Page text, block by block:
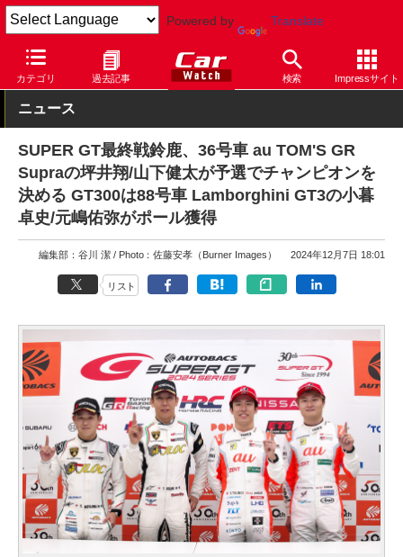
Powered by Translate
カテゴリ 過去記事 検索 Impressサイト
Car Watch モータースポーツ SUPER GT
ニュース
SUPER GT最終戦鈴鹿、36号車 au TOM'S GR
Supraの坪井翔/山下健太が予選でチャンピオンを
決める GT300は88号車 Lamborghini GT3の小暮
卓史/元嶋佑弥がポール獲得
編集部：谷川 潔 Photo：佐藤安孝（Burner Images） 2024年12月7日 18:01
リスト